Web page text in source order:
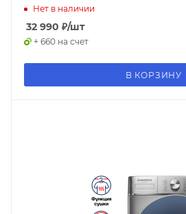
Нет в наличии
32 990 ₽/шт
+ 660 на счет
В КОРЗИНУ